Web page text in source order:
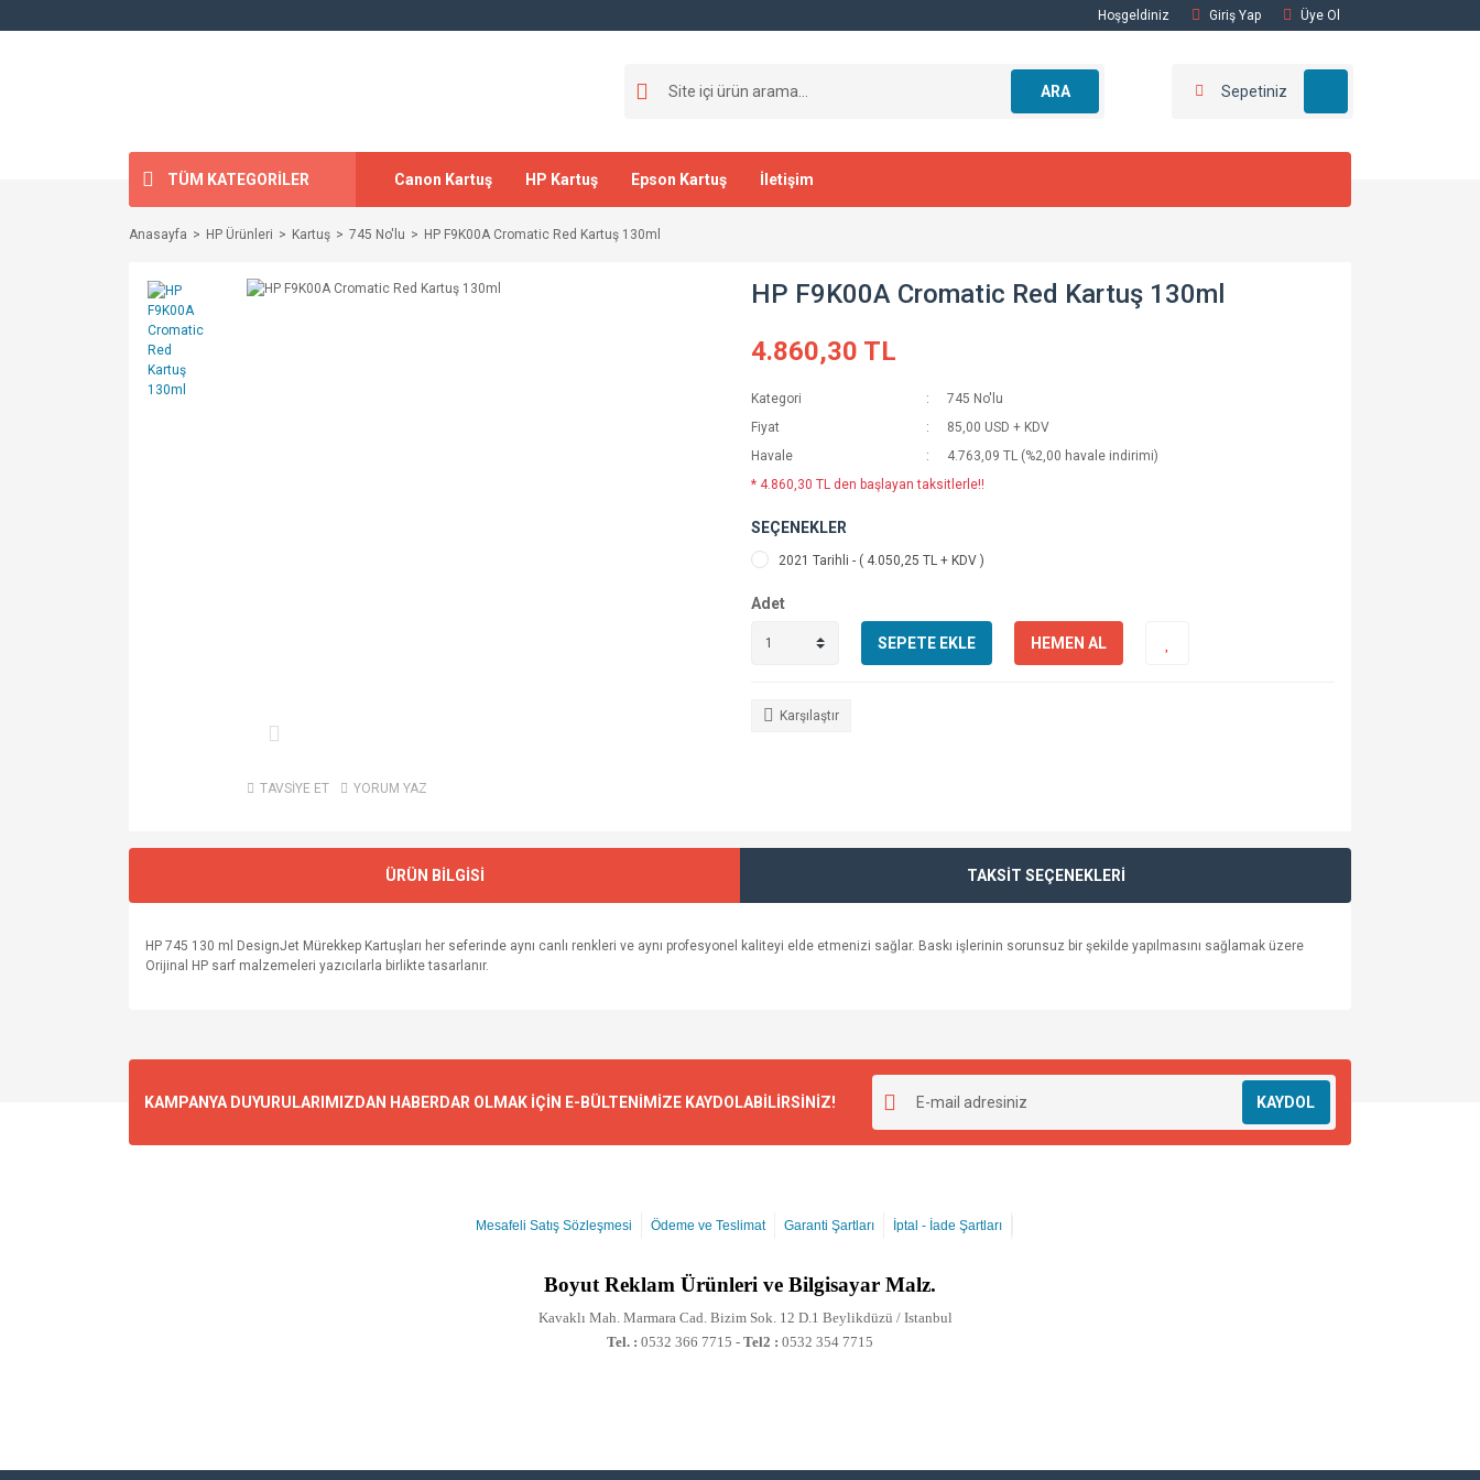
Hoşgeldiniz Giriş Yap Üye Ol
ARA Sepetiniz
TÜM KATEGORİLER Canon Kartuş HP Kartuş Epson Kartuş İletişim
Anasayfa HP Ürünleri Kartuş 745 No'lu HP F9K00A Cromatic Red Kartuş 130ml
TAVSİYE ET YORUM YAZ
HP F9K00A Cromatic Red Kartuş 130ml
4.860,30 TL
Kategori
745 No'lu
Fiyat
85,00 USD + KDV
Havale
4.763,09 TL (%2,00 havale indirimi)
* 4.860,30 TL den başlayan taksitlerle!!
SEÇENEKLER
2021 Tarihli - ( 4.050,25 TL + KDV )
Adet
SEPETE EKLE HEMEN AL
Karşılaştır
ÜRÜN BİLGİSİ TAKSİT SEÇENEKLERİ
HP 745 130 ml DesignJet Mürekkep Kartuşları her seferinde aynı canlı renkleri ve aynı profesyonel kaliteyi elde etmenizi sağlar. Baskı işlerinin sorunsuz bir şekilde yapılmasını sağlamak üzere
Orijinal HP sarf malzemeleri yazıcılarla birlikte tasarlanır.
KAMPANYA DUYURULARIMIZDAN HABERDAR OLMAK İÇİN E-BÜLTENİMİZE KAYDOLABİLİRSİNİZ! KAYDOL
Mesafeli Satış Sözleşmesi Ödeme ve Teslimat Garanti Şartları İptal - İade Şartları
Boyut Reklam Ürünleri ve Bilgisayar Malz.
Kavaklı Mah. Marmara Cad. Bizim Sok. 12 D.1 Beylikdüzü / Istanbul
Tel. : 0532 366 7715 - Tel2 : 0532 354 7715